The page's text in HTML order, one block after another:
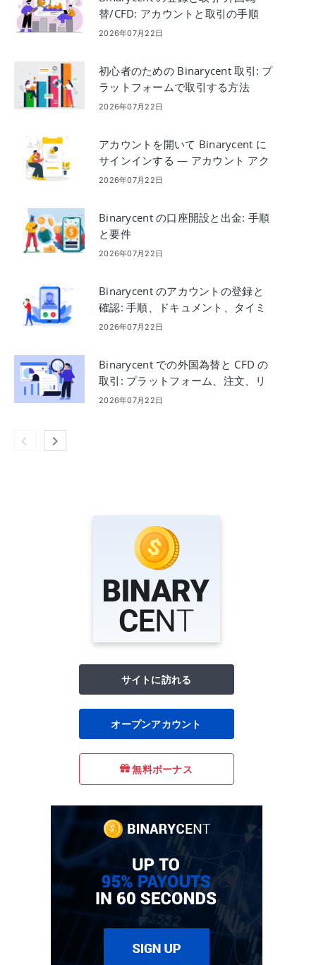
替/CFD: アカウントと取引の手順
2026年07月22日
初心者のための Binarycent 取引: プ
ラットフォームで取引する方法
2026年07月22日
アカウントを開いて Binarycent に
サインインする — アカウント アク
セスの手順
2026年07月22日
Binarycent の口座開設と出金: 手順
と要件
2026年07月22日
Binarycent のアカウントの登録と
確認: 手順、ドキュメント、タイミ
ング
2026年07月22日
Binarycent での外国為替と CFD の
取引: プラットフォーム、注文、リ
スク管理
2026年07月22日
サイトに訪れる
オープンアカウント
無料ボーナス